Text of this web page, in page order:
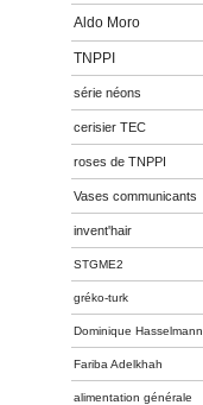
Aldo Moro
TNPPI
série néons
cerisier TEC
roses de TNPPI
Vases communicants
invent'hair
STGME2
gréko-turk
Dominique Hasselmann
Fariba Adelkhah
alimentation générale